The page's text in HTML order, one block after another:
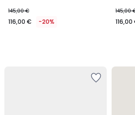
145,00 €
116,00 € -20%
145,00
116,00